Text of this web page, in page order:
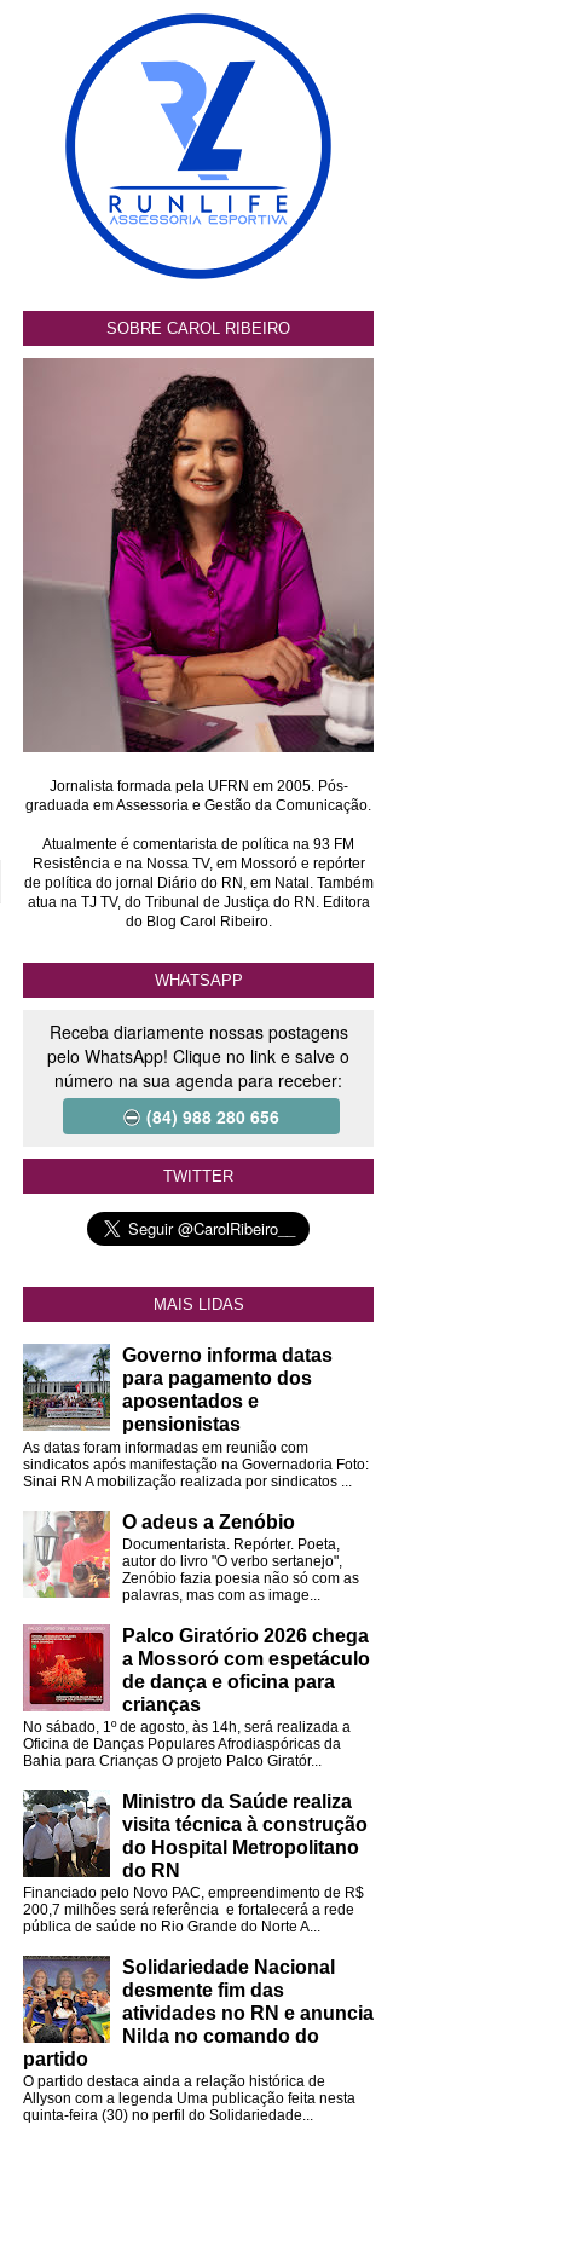
SOBRE CAROL RIBEIRO
Jornalista formada pela UFRN em 2005. Pós-
graduada em Assessoria e Gestão da Comunicação.
Atualmente é comentarista de política na 93 FM
Resistência e na Nossa TV, em Mossoró e repórter
de política do jornal Diário do RN, em Natal. Também
atua na TJ TV, do Tribunal de Justiça do RN. Editora
do Blog Carol Ribeiro.
WHATSAPP
Receba diariamente nossas postagens
pelo WhatsApp! Clique no link e salve o
número na sua agenda para receber:
(84) 988 280 656
TWITTER
MAIS LIDAS
Governo informa datas
para pagamento dos
aposentados e
pensionistas
As datas foram informadas em reunião com
sindicatos após manifestação na Governadoria Foto:
Sinai RN A mobilização realizada por sindicatos ...
O adeus a Zenóbio
Documentarista. Repórter. Poeta,
autor do livro "O verbo sertanejo",
Zenóbio fazia poesia não só com as
palavras, mas com as image...
Palco Giratório 2026 chega
a Mossoró com espetáculo
de dança e oficina para
crianças
No sábado, 1º de agosto, às 14h, será realizada a
Oficina de Danças Populares Afrodiaspóricas da
Bahia para Crianças O projeto Palco Giratór...
Ministro da Saúde realiza
visita técnica à construção
do Hospital Metropolitano
do RN
Financiado pelo Novo PAC, empreendimento de R$
200,7 milhões será referência e fortalecerá a rede
pública de saúde no Rio Grande do Norte A...
Solidariedade Nacional
desmente fim das
atividades no RN e anuncia
Nilda no comando do
partido
O partido destaca ainda a relação histórica de
Allyson com a legenda Uma publicação feita nesta
quinta-feira (30) no perfil do Solidariedade...